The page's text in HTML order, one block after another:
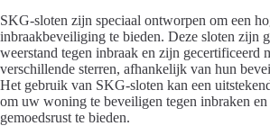
SKG-sloten zijn speciaal ontworpen om een
inbraakbeveiliging te bieden. Deze sloten zijn
weerstand tegen inbraak en zijn gecertificeerd
verschillende sterren, afhankelijk van hun
Het gebruik van SKG-sloten kan een
om uw woning te beveiligen tegen inbraken
gemoedsrust te bieden.